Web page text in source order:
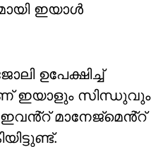
ഇയാൾ
ഉപേക്ഷിച്ച്
ഇയാളും സിന്ധുവും
ഇവൻ്റ് മാനേജ്മെൻ്റ്